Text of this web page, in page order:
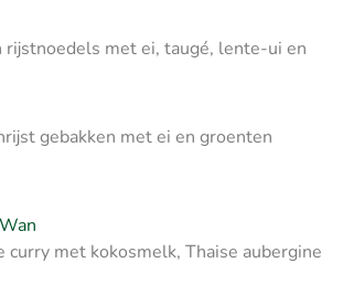
rijstnoedels met ei, taugé, lente-ui en
gebakken met ei en groenten
curry met kokosmelk, Thaise aubergine